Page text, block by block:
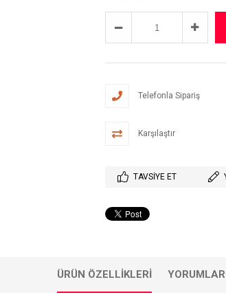
Telefonla Sipariş
Karşılaştır
TAVSIYE ET
ÜRÜN ÖZELLIKLERI YORUMLAR